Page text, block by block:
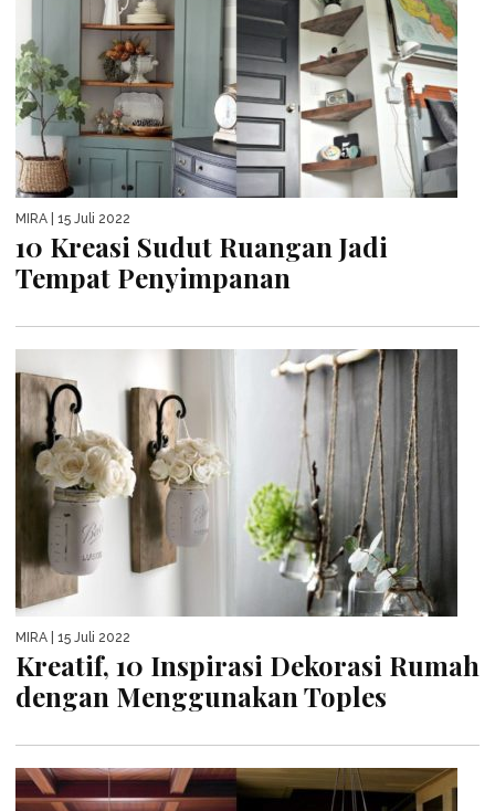
MIRA | 15 Juli 2022
10 Kreasi Sudut Ruangan Jadi
Tempat Penyimpanan
MIRA | 15 Juli 2022
Kreatif, 10 Inspirasi Dekorasi Rumah
dengan Menggunakan Toples